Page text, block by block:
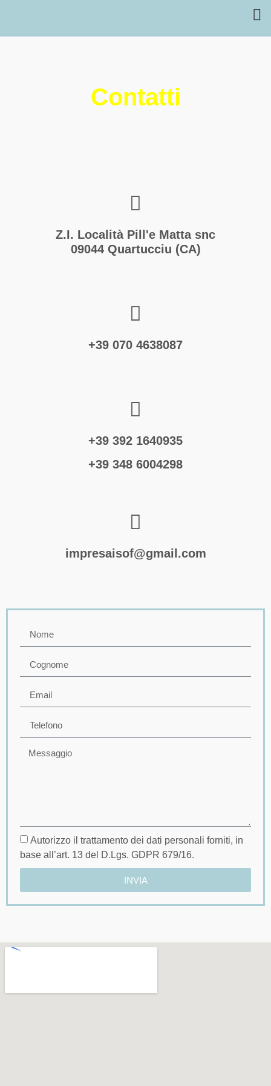
Contatti
Z.I. Località Pill'e Matta snc
09044 Quartucciu (CA)
+39 070 4638087
+39 392 1640935
+39 348 6004298
impresaisof@gmail.com
Autorizzo il trattamento dei dati personali forniti, in
base all’art. 13 del D.Lgs. GDPR 679/16.
INVIA